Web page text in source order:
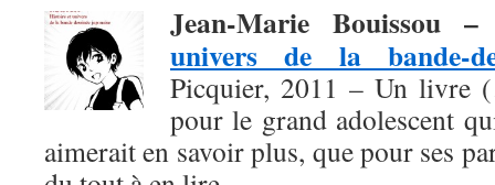
Jean-Marie Bouissou
univers de la bande-
Picquier, 2011 – Un
pour le grand adolescent
aimerait en savoir plus, que pour ses